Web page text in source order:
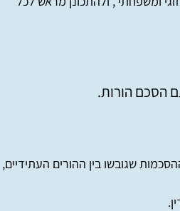
הסכם הורות.
שגובשו בין ההורים העתידיים,